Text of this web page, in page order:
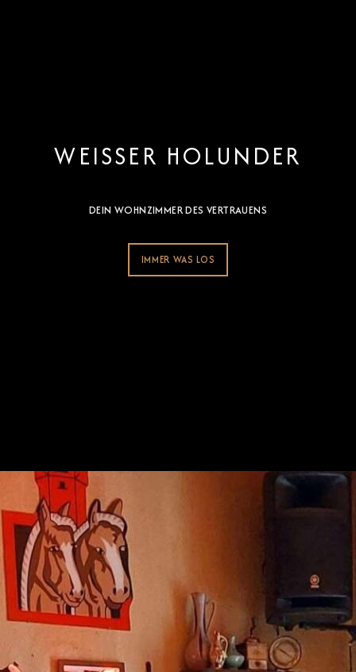
WEISSER HOLUNDER
DEIN WOHNZIMMER DES VERTRAUENS
IMMER WAS LOS